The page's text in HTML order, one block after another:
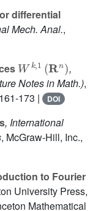
differential
Mech. Anal.,
k ,1 ( )
,
Notes in Math.),
173 | DOI
, International
, McGraw-Hill, Inc.,
to Fourier
University Press,
Mathematical